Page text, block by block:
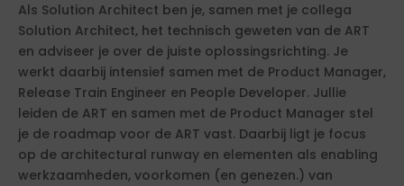
Als Solution Architect ben je, samen met je collega
Solution Architect, het technisch geweten van de ART
en adviseer je over de juiste oplossingsrichting. Je
werkt daarbij intensief samen met de Product Manager,
Release Train Engineer en People Developer. Jullie
leiden de ART en samen met de Product Manager stel
je de roadmap voor de ART vast. Daarbij ligt je focus
op de architectural runway en elementen als enabling
werkzaamheden, voorkomen (en genezen.) van